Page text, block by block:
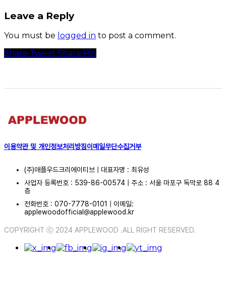
Leave a Reply
You must be logged in to post a comment.
Share Tweet Share Pin
이용약관 및 개인정보처리방침이메일무단수집거부
(주)애플우드크리에이티브 | 대표자명 : 최유성
사업자 등록번호 : 539-86-00574 | 주소 : 서울 마포구 독막로 88 4
층
전화번호 : 070-7778-0101 | 이메일:
applewoodofficial@applewood.kr
COPYRIGHT ⓒ 2024 APPLEWOOD .ALL RIGHT RESERVED.